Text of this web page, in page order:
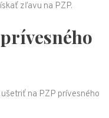
zľavu na PZP.
na PZP prívesného